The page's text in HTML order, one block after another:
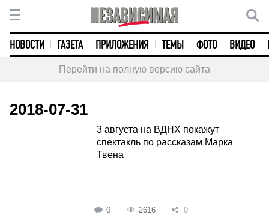
НОВОСТИ ГАЗЕТА ПРИЛОЖЕНИЯ ТЕМЫ ФОТО ВИДЕО
Перейти на полную версию сайта
2018-07-31
3 августа на ВДНХ покажут
спектакль по рассказам Марка
Твена
0 2616 0